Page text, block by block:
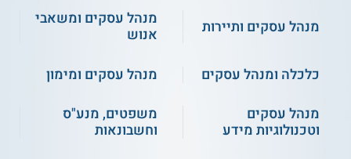
מנהל עסקים ותיירות
מנהל עסקים ומשאבי
אנוש
כלכלה ומנהל עסקים
מנהל עסקים ומימון
מנהל עסקים
וטכנולוגיות מידע
משפטים, מנע"ס
וחשבונאות